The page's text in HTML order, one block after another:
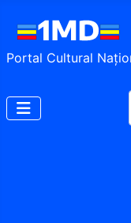
Portal Cultural